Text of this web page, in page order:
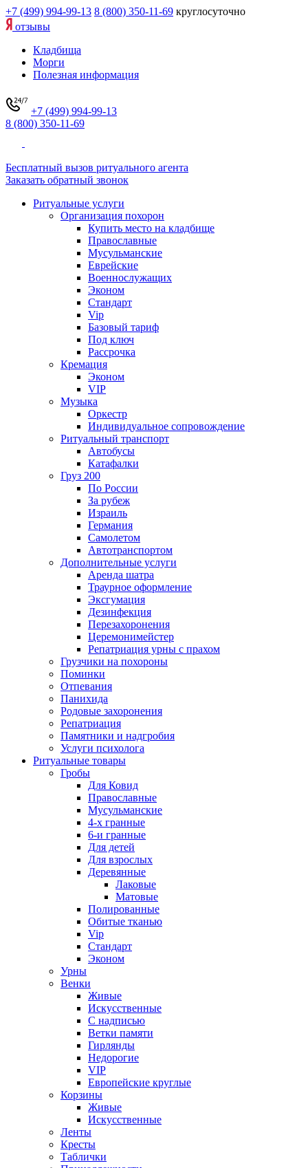
+7 (499) 994-99-13 8 (800) 350-11-69 круглосуточно
отзывы
Кладбища
Морги
Полезная информация
+7 (499) 994-99-13
8 (800) 350-11-69
Бесплатный вызов ритуального агента
Заказать обратный звонок
Ритуальные услуги
Организация похорон
Купить место на кладбище
Православные
Мусульманские
Еврейские
Военнослужащих
Эконом
Стандарт
Vip
Базовый тариф
Под ключ
Рассрочка
Кремация
Эконом
VIP
Музыка
Оркестр
Индивидуальное сопровождение
Ритуальный транспорт
Автобусы
Катафалки
Груз 200
По России
За рубеж
Израиль
Германия
Самолетом
Автотранспортом
Дополнительные услуги
Аренда шатра
Траурное оформление
Эксгумация
Дезинфекция
Перезахоронения
Церемонимейстер
Репатриация урны с прахом
Грузчики на похороны
Поминки
Отпевания
Панихида
Родовые захоронения
Репатриация
Памятники и надгробия
Услуги психолога
Ритуальные товары
Гробы
Для Ковид
Православные
Мусульманские
4-х гранные
6-и гранные
Для детей
Для взрослых
Деревянные
Лаковые
Матовые
Полированные
Обитые тканью
Vip
Стандарт
Эконом
Урны
Венки
Живые
Искусственные
С надписью
Ветки памяти
Гирлянды
Недорогие
VIP
Европейские круглые
Корзины
Живые
Искусственные
Ленты
Кресты
Таблички